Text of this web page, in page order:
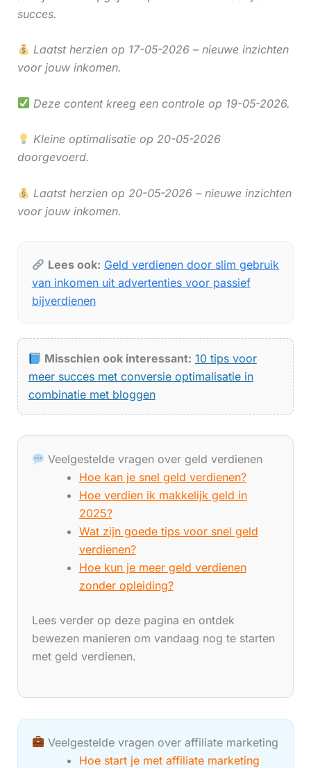
succes.
Laatst herzien op 17-05-2026 – nieuwe inzichten
voor jouw inkomen.
Deze content kreeg een controle op 19-05-2026.
Kleine optimalisatie op 20-05-2026
doorgevoerd.
Laatst herzien op 20-05-2026 – nieuwe inzichten
voor jouw inkomen.
Lees ook: Geld verdienen door slim gebruik
van inkomen uit advertenties voor passief
bijverdienen
Misschien ook interessant: 10 tips voor
meer succes met conversie optimalisatie in
combinatie met bloggen
Veelgestelde vragen over geld verdienen
Hoe kan je snel geld verdienen?
Hoe verdien ik makkelijk geld in
2025?
Wat zijn goede tips voor snel geld
verdienen?
Hoe kun je meer geld verdienen
zonder opleiding?
Lees verder op deze pagina en ontdek
bewezen manieren om vandaag nog te starten
met geld verdienen.
Veelgestelde vragen over affiliate marketing
Hoe start je met affiliate marketing